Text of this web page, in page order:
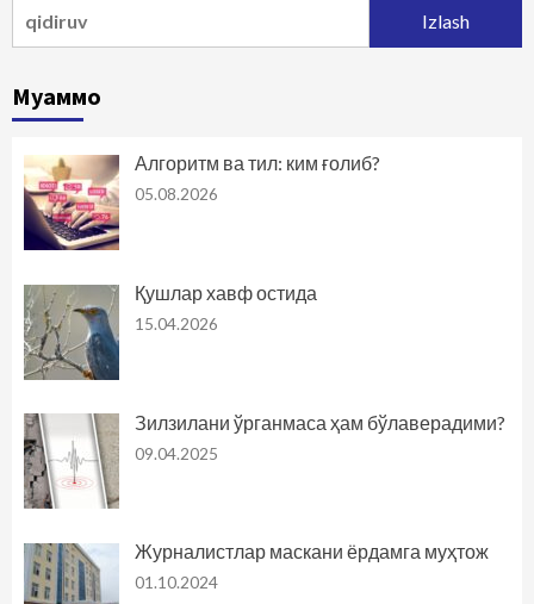
Муаммо
Алгоритм ва тил: ким ғолиб?
05.08.2026
Қушлар хавф остида
15.04.2026
Зилзилани ўрганмаса ҳам бўлаверадими?
09.04.2025
Журналистлар маскани ёрдамга муҳтож
01.10.2024